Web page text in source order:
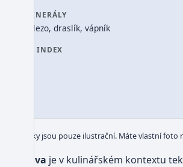
MINERÁLY
železo, draslík, vápník
GI INDEX
Obrázky jsou pouze ilustrační. Máte vlastní
Šťáva je v kulinářském kontextu